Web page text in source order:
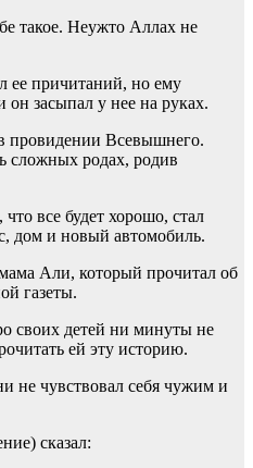
такое. Неужто Аллах не
ее причитаний, но ему
он засыпал у нее на руках.
провидении Всевышнего.
сложных родах, родив
все будет хорошо, стал
дом и новый автомобиль.
Али, который прочитал об
газеты.
своих детей ни минуты не
ей эту историю.
не чувствовал себя чужим и
сказал: